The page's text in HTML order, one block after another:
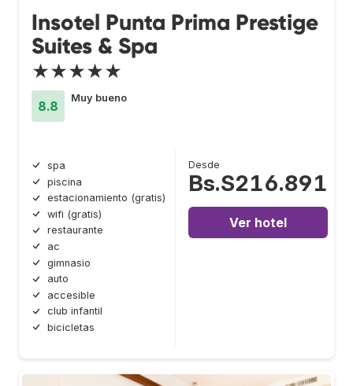
Insotel Punta Prima Prestige
Suites & Spa
★★★★★
8.8
Muy bueno
spa
piscina
estacionamiento (gratis)
wifi (gratis)
restaurante
ac
gimnasio
auto
accesible
club infantil
bicicletas
Desde
Bs.S216.891
Ver hotel